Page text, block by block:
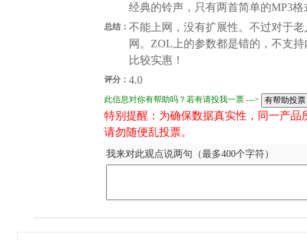
经典的铃声，只有两首简单的MP3
总结： 不能上网，没有扩展性。不过对于
网。ZOL上的参数都是错的，不支
比较实惠！
评分： 4.0
此信息对你有帮助吗？若有请投我一票 --->
特别提醒：为确保数据真实性，同一产
请勿随便乱投票。
我来对此观点说两句（最多400个字符）